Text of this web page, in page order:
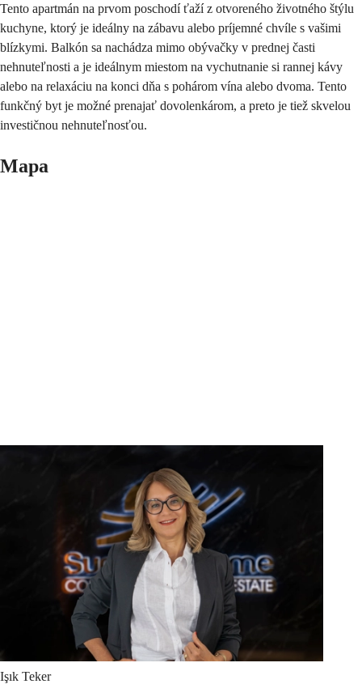
Tento apartmán na prvom poschodí ťaží z otvoreného životného štýlu
kuchyne, ktorý je ideálny na zábavu alebo príjemné chvíle s vašimi
blízkymi. Balkón sa nachádza mimo obývačky v prednej časti
nehnuteľnosti a je ideálnym miestom na vychutnanie si rannej kávy
alebo na relaxáciu na konci dňa s pohárom vína alebo dvoma. Tento
funkčný byt je možné prenajať dovolenkárom, a preto je tiež skvelou
investičnou nehnuteľnosťou.
Mapa
Işık Teker